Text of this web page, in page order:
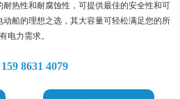
热性和耐腐蚀性，可提供最佳的安全性和可
船的理想之选，其大容量可轻松满足您的所
有电力需求。
159 8631 4079